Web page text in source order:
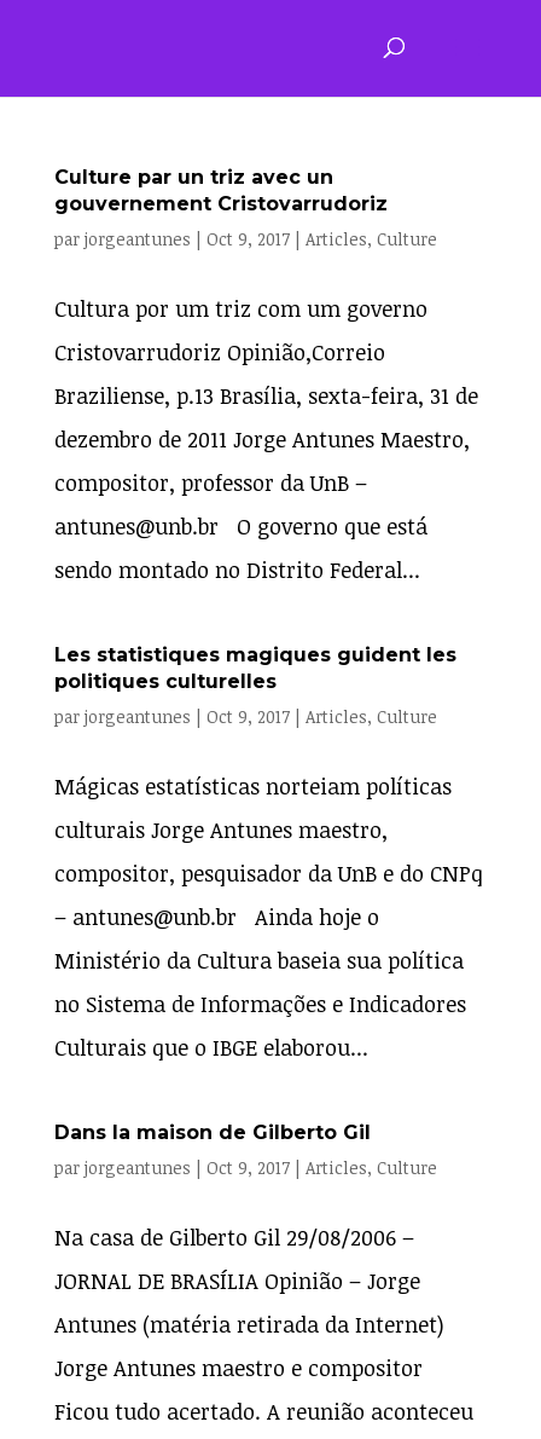
Culture par un triz avec un
gouvernement Cristovarrudoriz
par jorgeantunes | Oct 9, 2017| Articles, Culture
Cultura por um triz com um governo
Cristovarrudoriz Opinião,Correio
Braziliense, p.13 Brasília, sexta-feira, 31 de
dezembro de 2011 Jorge Antunes Maestro,
compositor, professor da UnB –
antunes@unb.br O governo que está
sendo montado no Distrito Federal...
Les statistiques magiques guident les
politiques culturelles
par jorgeantunes | Oct 9, 2017| Articles, Culture
Mágicas estatísticas norteiam políticas
culturais Jorge Antunes maestro,
compositor, pesquisador da UnB e do CNPq
– antunes@unb.br Ainda hoje o
Ministério da Cultura baseia sua política
no Sistema de Informações e Indicadores
Culturais que o IBGE elaborou...
Dans la maison de Gilberto Gil
par jorgeantunes | Oct 9, 2017| Articles, Culture
Na casa de Gilberto Gil 29/08/2006 –
JORNAL DE BRASÍLIA Opinião – Jorge
Antunes (matéria retirada da Internet)
Jorge Antunes maestro e compositor
Ficou tudo acertado. A reunião aconteceu